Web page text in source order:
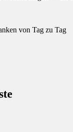
von Tag zu Tag